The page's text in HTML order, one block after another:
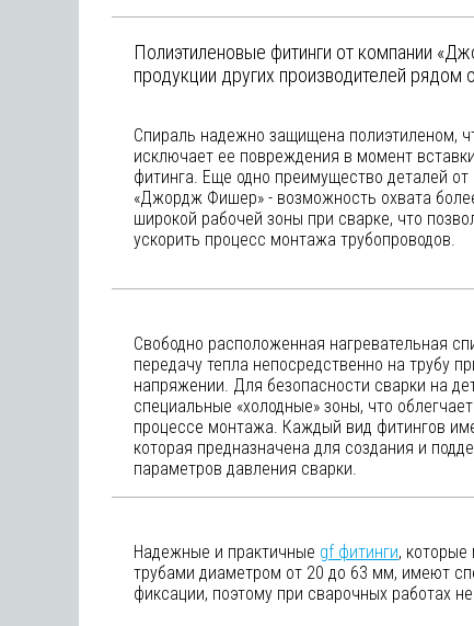
Полиэтиленовые фитинги от компании
продукции других производителей рядом
Спираль надежно защищена полиэтиленом,
исключает ее повреждения в момент вставки
фитинга. Еще одно преимущество деталей от
«Джордж Фишер» - возможность охвата
широкой рабочей зоны при сварке, что
ускорить процесс монтажа трубопроводов.
Свободно расположенная нагревательная
передачу тепла непосредственно на трубу
напряжении. Для безопасности сварки на
специальные «холодные» зоны, что
процессе монтажа. Каждый вид фитингов
которая предназначена для создания и
параметров давления сварки.
Надежные и практичные gf фитинги,
трубами диаметром от 20 до 63 мм, имеют
фиксации, поэтому при сварочных работах